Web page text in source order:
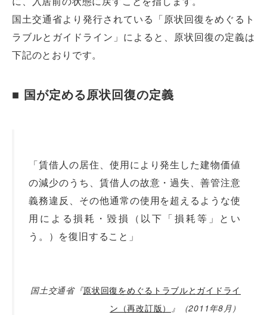
国土交通省より発行されている「原状回復をめぐるト
ラブルとガイドライン」によると、原状回復の定義は
下記のとおりです。
■ 国が定める原状回復の定義
「賃借人の居住、使用により発生した建物価値
の減少のうち、賃借人の故意・過失、善管注意
義務違反、その他通常の使用を超えるような使
用による損耗・毀損（以下「損耗等」とい
う。）を復旧すること」
国土交通省『原状回復をめぐるトラブルとガイドライ
ン（再改訂版） 』（2011年8月）